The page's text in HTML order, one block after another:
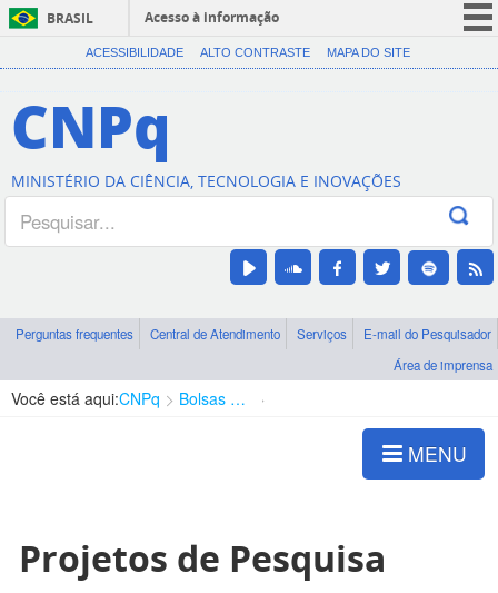
BRASIL
Acesso à informação
CORONAVÍRUS (COVID-19)
Canais
ACESSIBILIDADE ALTO CONTRASTE MAPA DO SITE
CNPq
MINISTÉRIO DA CIÊNCIA, TECNOLOGIA E INOVAÇÕES
Perguntas frequentes Central de Atendimento Serviços
E-mail do Pesquisador
Área de imprensa
Você está aqui:CNPq Bolsas e Auxílios Vigentes
MENU
Projetos de Pesquisa